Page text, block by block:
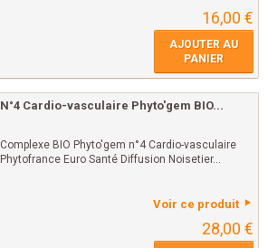
16,00 €
AJOUTER AU
PANIER
N°4 Cardio-vasculaire Phyto'gem BIO...
Complexe BIO Phyto'gem n°4 Cardio-vasculaire
Phytofrance Euro Santé Diffusion Noisetier...
Voir ce produit
28,00 €